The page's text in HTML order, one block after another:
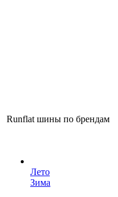
Runflat шины по брендам
Лето
Зима